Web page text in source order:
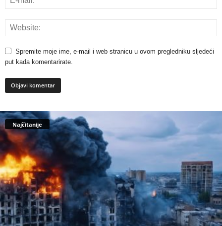
Spremite moje ime, e-mail i web stranicu u ovom pregledniku sljedeći
put kada komentarirate.
Najčitanije